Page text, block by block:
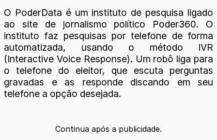
O PoderData é um instituto de pesquisa ligado
ao site de jornalismo político Poder360. O
instituto faz pesquisas por telefone de forma
automatizada, usando o método IVR
(Interactive Voice Response). Um robô liga para
o telefone do eleitor, que escuta perguntas
gravadas e as responde discando em seu
telefone a opção desejada.
Continua após a publicidade.